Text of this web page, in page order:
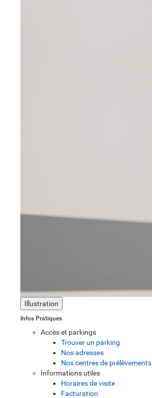
Illustration
Infos Pratiques
Accès et parkings
Trouver un parking
Nos adresses
Nos centres de prélèvements
Informations utiles
Horaires de visite
Facturation